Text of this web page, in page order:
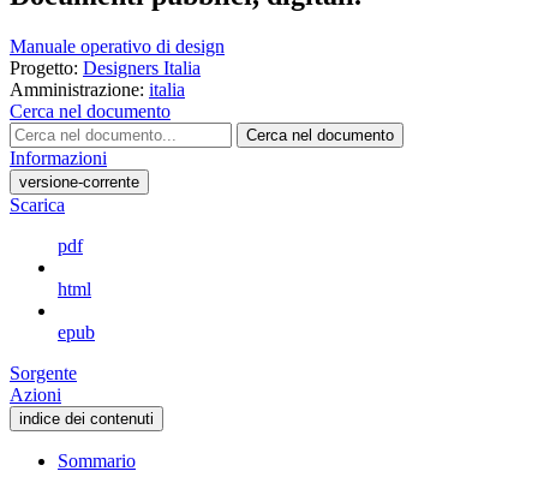
Manuale operativo di design
Progetto: Designers Italia
Amministrazione: italia
Cerca nel documento
Cerca nel documento
Informazioni
versione-corrente
Scarica
pdf
html
epub
Sorgente
Azioni
indice dei contenuti
Sommario